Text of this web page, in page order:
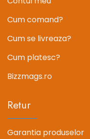
Cum comand?
Cum se livreaza?
Cum platesc?
Bizzmags.ro
Retur
Garantia produselor